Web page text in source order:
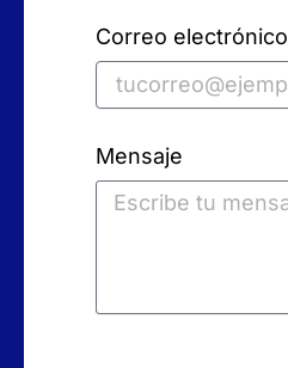
Correo electrónico
Mensaje